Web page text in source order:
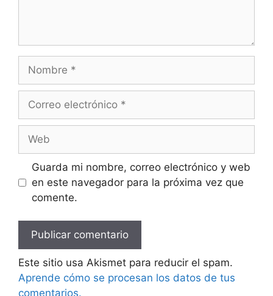
electrónico
Guarda mi nombre, correo electrónico y web
en este navegador para la próxima vez que
comente.
Este sitio usa Akismet para reducir el spam.
Aprende cómo se procesan los datos de tus
comentarios.